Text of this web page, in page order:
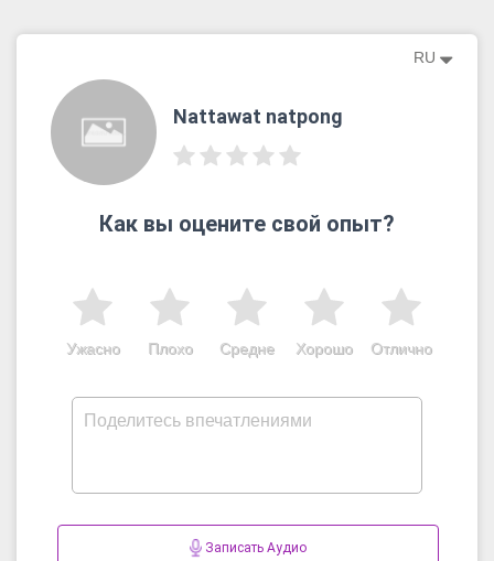
RU
Nattawat natpong
Как вы оцените свой опыт?
Отлично
Хорошо
Средне
Плохо
Ужасно
Записать Аудио